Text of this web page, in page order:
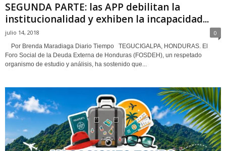
SEGUNDA PARTE: las APP debilitan la
institucionalidad y exhiben la incapacidad...
julio 14, 2018 0
Por Brenda Maradiaga Diario Tiempo TEGUCIGALPA, HONDURAS. El
Foro Social de la Deuda Externa de Honduras (FOSDEH), un respetado
organismo de estudio y análisis, ha sostenido que...